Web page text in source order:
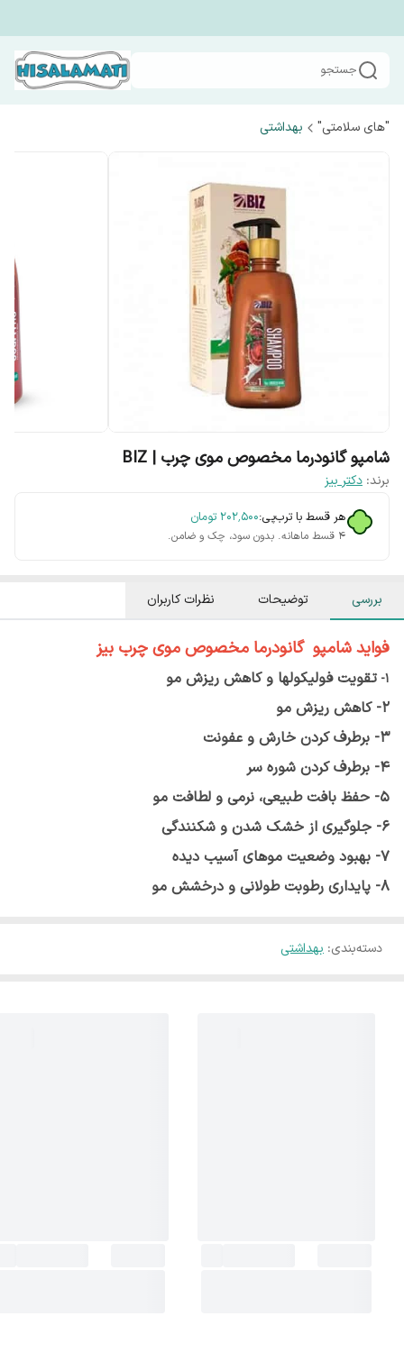
جستجو
"های سلامتی" بهداشتی
شامپو گانودرما مخصوص موی چرب | BIZ
برند: دکتر بیز
هر قسط با ترب‌پی:۲۰۲٬۵۰۰ تومان
۴ قسط ماهانه. بدون سود، چک و ضامن.
بررسی توضیحات نظرات کاربران
فوایدشامپو گانودرما مخصوص موی چرب بیز
1- تقویت فولیکولها و کاهش ریزش مو
2- کاهش ریزش مو
3- برطرف کردن خارش و عفونت
4- برطرف کردن شوره سر
5- حفظ بافت طبیعی، نرمی و لطافت مو
6- جلوگیری از خشک شدن و شکنندگی
7- بهبود وضعیت موهای آسیب دیده
8- پایداری رطوبت طولانی و درخشش مو
دسته‌بندی: بهداشتی